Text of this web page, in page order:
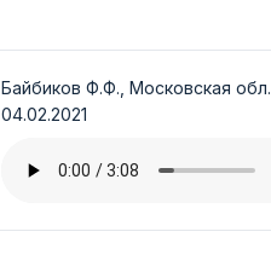
Байбиков Ф.Ф., Московская обл.,
04.02.2021